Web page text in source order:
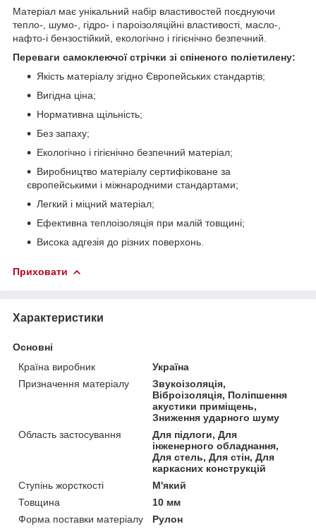
Матеріал має унікальний набір властивостей поєднуючи
тепло-, шумо-, гідро- і пароізоляційні властивості, масло-,
нафто-і бензостійкий, екологічно і гігієнічно безпечний.
Переваги самоклеючої стрічки зі спіненого поліетилену:
Якість матеріалу згідно Європейських стандартів;
Вигідна ціна;
Нормативна щільність;
Без запаху;
Екологічно і гігієнічно безпечний матеріал;
Виробництво матеріалу сертифіковане за
європейськими і міжнародними стандартами;
Легкий і міцний матеріал;
Ефективна теплоізоляція при малій товщині;
Висока адгезія до різних поверхонь.
Приховати
Характеристики
Основні
Країна виробник
Україна
Призначення матеріалу
Звукоізоляція,
Віброізоляція, Поліпшення
акустики приміщень,
Зниження ударного шуму
Область застосування
Для підлоги, Для
інженерного обладнання,
Для стель, Для стін, Для
каркасних конструкцій
Ступінь жорсткості
М'який
Товщина
10 мм
Форма поставки матеріалу
Рулон